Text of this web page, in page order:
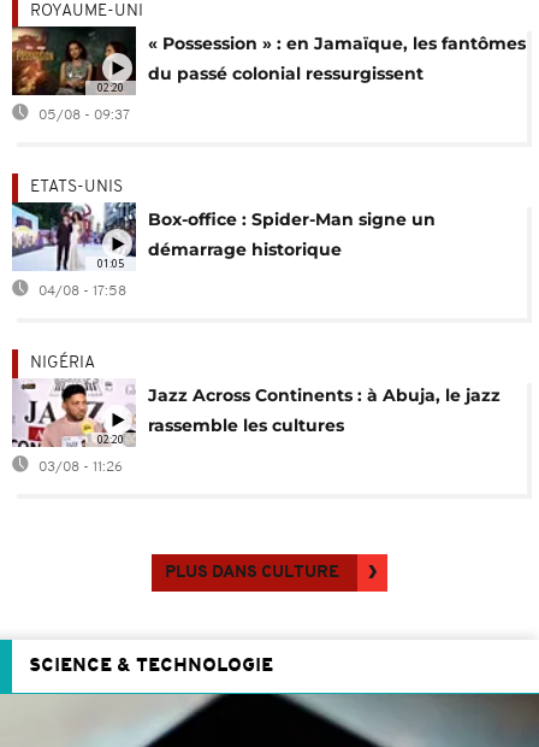
02:20
ROYAUME-UNI
« Possession » : en Jamaïque, les fantômes
du passé colonial ressurgissent
05/08 - 09:37
01:05
ETATS-UNIS
Box-office : Spider-Man signe un
démarrage historique
04/08 - 17:58
02:20
NIGÉRIA
Jazz Across Continents : à Abuja, le jazz
rassemble les cultures
03/08 - 11:26
PLUS DANS CULTURE
SCIENCE & TECHNOLOGIE